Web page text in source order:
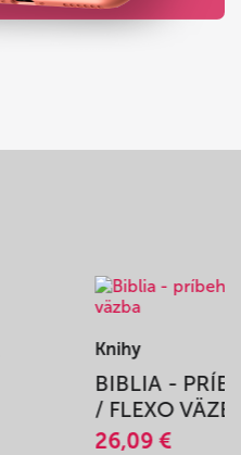
Knihy
BIBLIA -
/ FLEXO
26,09 €